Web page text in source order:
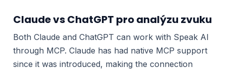
Claude vs ChatGPT pro analýzu zvuku
Both Claude and ChatGPT can work with Speak AI
through MCP. Claude has had native MCP support
since it was introduced, making the connection